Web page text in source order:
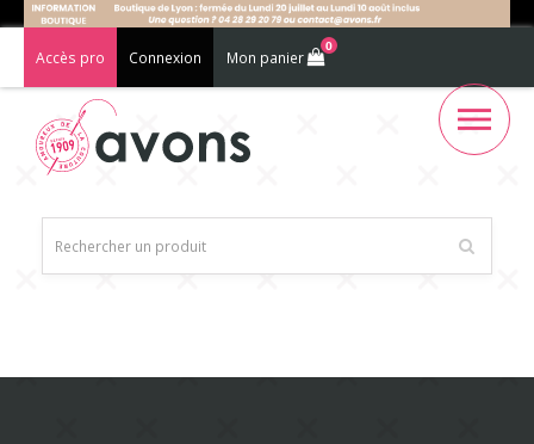
Accès pro Connexion Mon panier
0